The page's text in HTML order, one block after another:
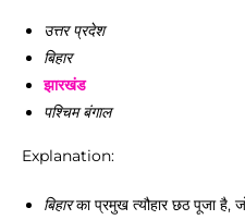
उत्तर प्रदेश
बिहार
झारखंड
पश्चिम बंगाल
Explanation:
बिहारका प्रमुख त्यौहार छठ पूजा है,